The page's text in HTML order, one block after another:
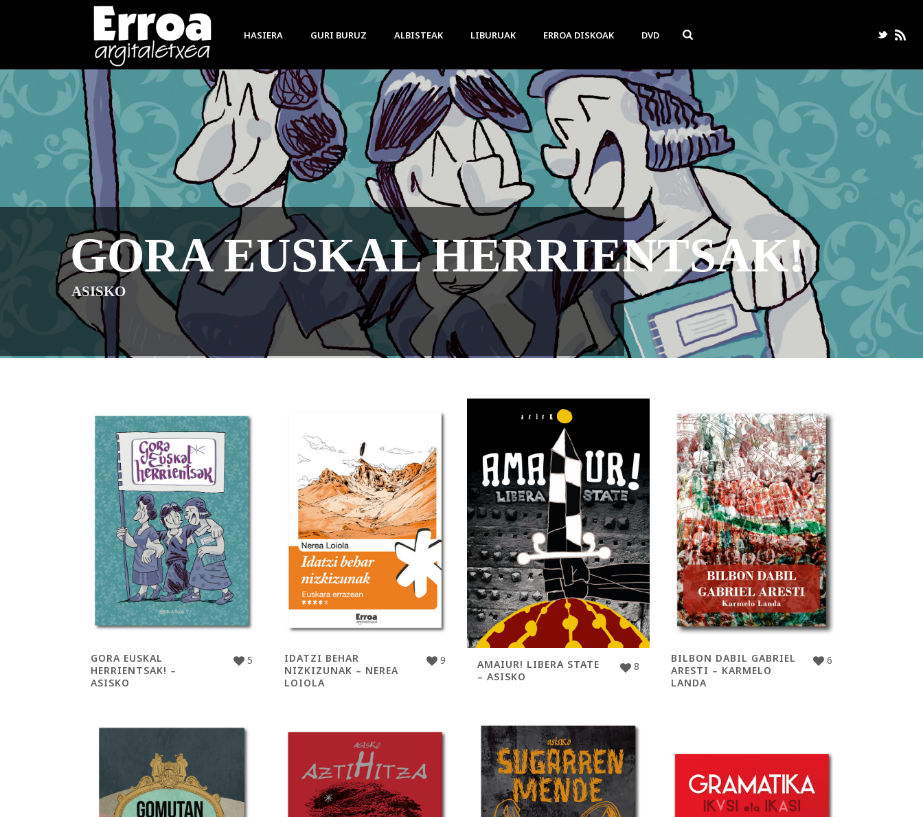
HASIERA GURI BURUZ ALBISTEAK LIBURUAK ERROA DISKOAK DVD
IDATZI BEHAR NIZKIZUNAK
NEREA LOIOLA
5
GORA EUSKAL
HERRIENTSAK! –
ASISKO
9
IDATZI BEHAR
NIZKIZUNAK – NEREA
LOIOLA
8
AMAIUR! LIBERA STATE
– ASISKO
6
BILBON DABIL GABRIEL
ARESTI – KARMELO
LANDA